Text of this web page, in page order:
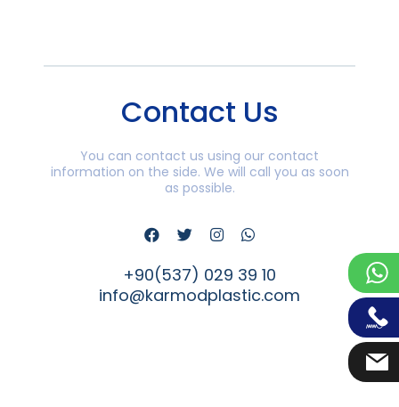
Contact Us
You can contact us using our contact
information on the side. We will call you as soon
as possible.
+90(537) 029 39 10
info@karmodplastic.com